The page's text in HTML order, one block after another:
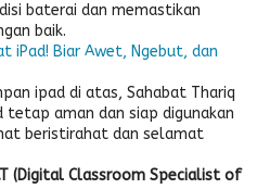
baterai dan memastikan
baik.
iPad! Biar Awet, Ngebut, dan
ipad di atas, Sahabat Thariq
aman dan siap digunakan
beristirahat dan selamat
(Digital Classroom Specialist of